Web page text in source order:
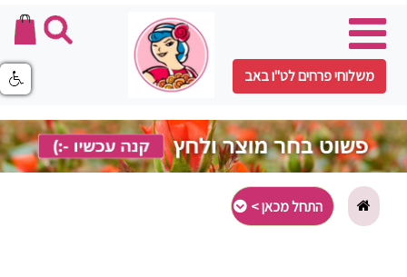
משלוחי פרחים לט"ו באב
התחל מכאן >